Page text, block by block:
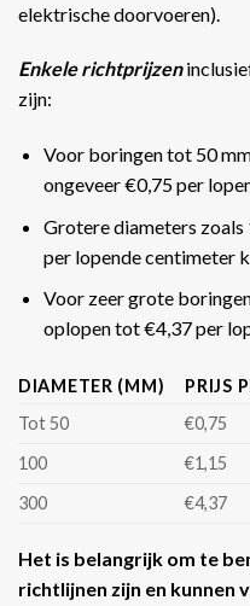
elektrische doorvoeren).
Enkele richtprijzen
zijn:
Voor boringen tot 50
ongeveer €0,75 per
Grotere diameters zoals
per lopende centimeter
Voor zeer grote
oplopen tot €4,37 per
DIAMETER (MM)
PRIJS
Tot 50
€0,75
100
€1,15
300
€4,37
Het is belangrijk om te
richtlijnen zijn en kunnen